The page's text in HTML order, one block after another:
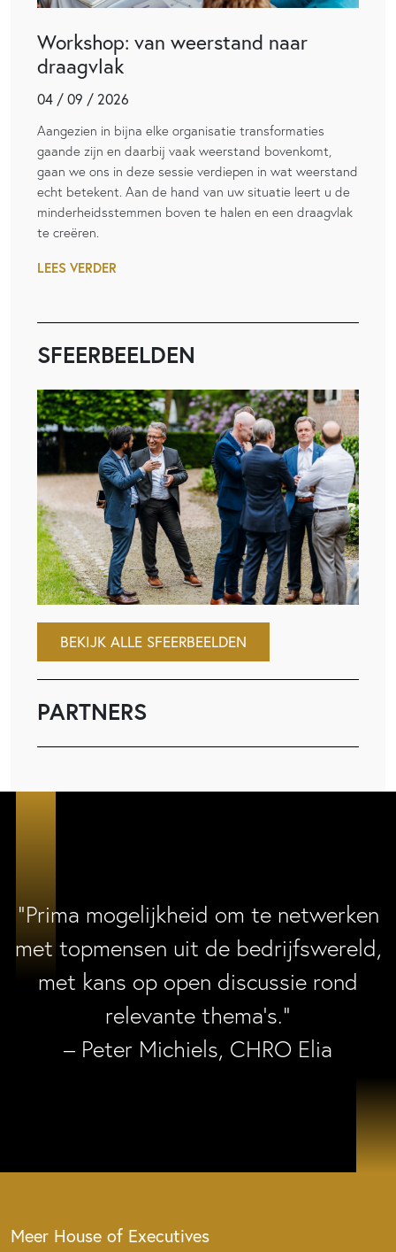
Workshop: van weerstand naar
draagvlak
04 / 09 / 2026
Aangezien in bijna elke organisatie transformaties
gaande zijn en daarbij vaak weerstand bovenkomt,
gaan we ons in deze sessie verdiepen in wat weerstand
echt betekent. Aan de hand van uw situatie leert u de
minderheidsstemmen boven te halen en een draagvlak
te creëren.
LEES VERDER
SFEERBEELDEN
BEKIJK ALLE SFEERBEELDEN
PARTNERS
“Prima mogelijkheid om te netwerken
met topmensen uit de bedrijfswereld,
met kans op open discussie rond
relevante thema’s.”
– Peter Michiels, CHRO Elia
Meer House of Executives